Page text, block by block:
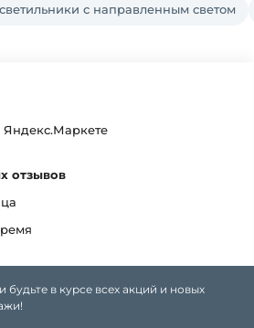
с направленным светом
Яндекс.Маркете
отзывов
будьте в курсе всех акций и новых